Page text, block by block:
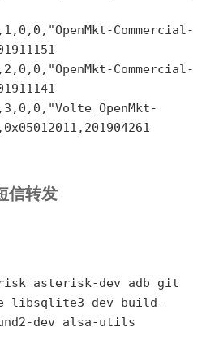
Commercial-
Commercial-
信转发
asterisk-dev adb git
libsqlite3-dev build-